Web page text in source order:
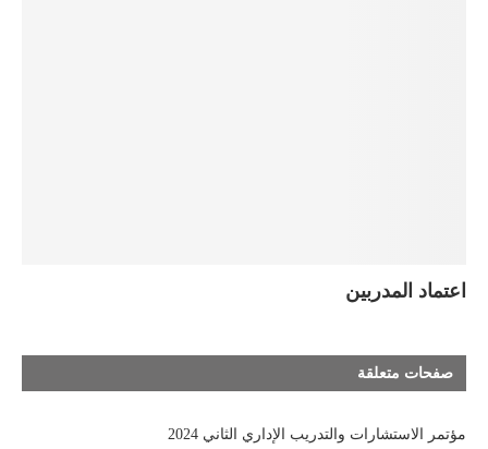
اعتماد المدربين
صفحات متعلقة
مؤتمر الاستشارات والتدريب الإداري الثاني 2024